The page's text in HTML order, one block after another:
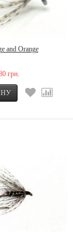
and Orange
грн.